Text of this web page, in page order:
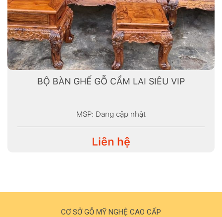
BỘ BÀN GHẾ GỖ CẨM LAI SIÊU VIP
MSP: Đang cập nhật
Liên hệ
CƠ SỞ GỖ MỸ NGHỆ CAO CẤP